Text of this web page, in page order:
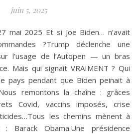
juin 5, 2025
?Trump déclenche une
l’usage de l’Autopen — un bras
Mais qui signait VRAIMENT ? Qui
pays pendant que Biden peinait à
remontons la chaîne : grâces
Covid, vaccins imposés, crise
les chemins mènent à
Barack Obama.Une présidence